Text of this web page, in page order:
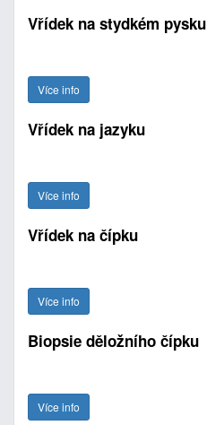
Vřídek na stydkém pysku
Více info
Vřídek na jazyku
Více info
Vřídek na čípku
Více info
Biopsie děložního čípku
Více info